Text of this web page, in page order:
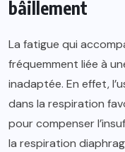
bâillement
La fatigue qui
fréquemment liée à
inadaptée. En effet,
dans la respiration
pour compenser
la respiration